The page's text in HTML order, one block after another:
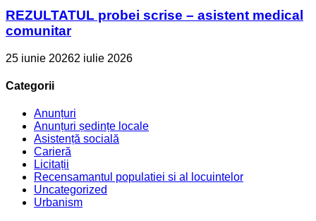
REZULTATUL probei scrise – asistent medical
comunitar
25 iunie 20262 iulie 2026
Categorii
Anunțuri
Anunțuri ședințe locale
Asistență socială
Carieră
Licitații
Recensamantul populatiei si al locuintelor
Uncategorized
Urbanism